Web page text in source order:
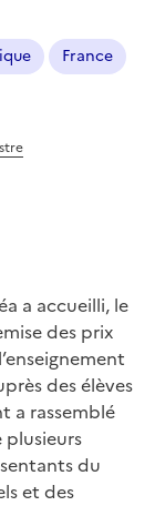
France
a accueilli, le
des prix
des élèves
a rassemblé
plusieurs
du
et des